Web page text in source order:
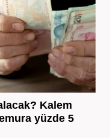
Kalem
yüzde 5